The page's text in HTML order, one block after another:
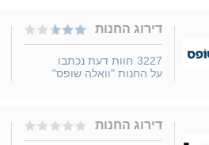
דירוג החנות
3227 חוות דעת נכתבו
על החנות "וואלה שופס"
דירוג החנות